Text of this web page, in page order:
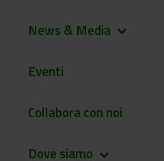
News & Media keyboard_arrow_down
Eventi
Collabora con noi
Dove siamo keyboard_arrow_down